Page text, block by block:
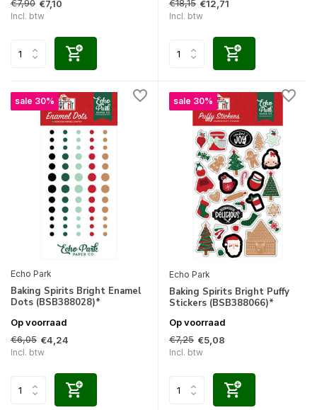
€7,90 €7,10
Incl. btw
€18,15 €12,71
Incl. btw
sale 30%
Echo Park
Baking Spirits Bright Enamel
Dots (BSB388028)*
Op voorraad
€6,05 €4,24
Incl. btw
sale 30%
Echo Park
Baking Spirits Bright Puffy
Stickers (BSB388066)*
Op voorraad
€7,25 €5,08
Incl. btw